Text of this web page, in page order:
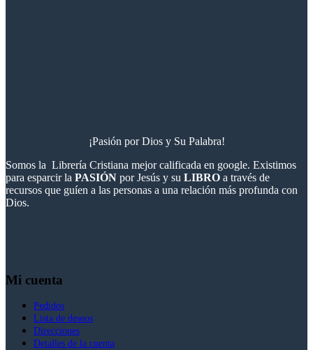
¡Pasión por Dios y Su Palabra!
Somos la Librería Cristiana mejor calificada en google. Existimos
para esparcir la PASIÓN por Jesús y su LIBRO a través de
recursos que guíen a las personas a una relación más profunda con
Dios.
Mi cuenta
Pedidos
Lista de deseos
Direcciones
Detalles de la cuenta